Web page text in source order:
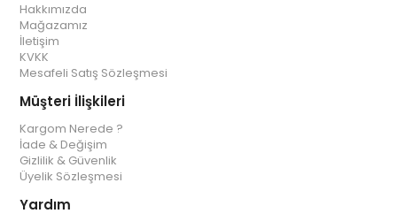
Hakkımızda
Mağazamız
İletişim
KVKK
Mesafeli Satış Sözleşmesi
Müşteri İlişkileri
Kargom Nerede ?
İade & Değişim
Gizlilik & Güvenlik
Üyelik Sözleşmesi
Yardım